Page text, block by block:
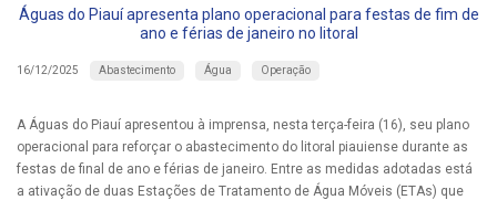
Águas do Piauí apresenta plano operacional para festas de fim de
ano e férias de janeiro no litoral
16/12/2025 Abastecimento Água Operação
A Águas do Piauí apresentou à imprensa, nesta terça-feira (16), seu plano
operacional para reforçar o abastecimento do litoral piauiense durante as
festas de final de ano e férias de janeiro. Entre as medidas adotadas está
a ativação de duas Estações de Tratamento de Água Móveis (ETAs) que